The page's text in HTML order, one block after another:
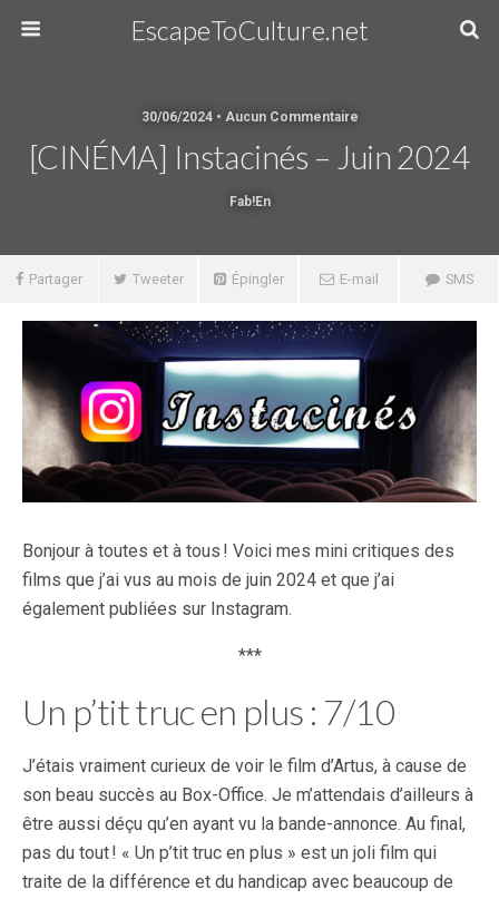
EscapeToCulture.net
30/06/2024 • Aucun Commentaire
[CINÉMA] Instacinés – Juin 2024
Fab!en
Partager Tweeter Épingler E-mail SMS
Bonjour à toutes et à tous ! Voici mes mini critiques des
films que j’ai vus au mois de juin 2024 et que j’ai
également publiées sur Instagram.
***
Un p’tit truc en plus : 7/10
J’étais vraiment curieux de voir le film d’Artus, à cause de
son beau succès au Box-Office. Je m’attendais d’ailleurs à
être aussi déçu qu’en ayant vu la bande-annonce. Au final,
pas du tout ! « Un p’tit truc en plus » est un joli film qui
traite de la différence et du handicap avec beaucoup de